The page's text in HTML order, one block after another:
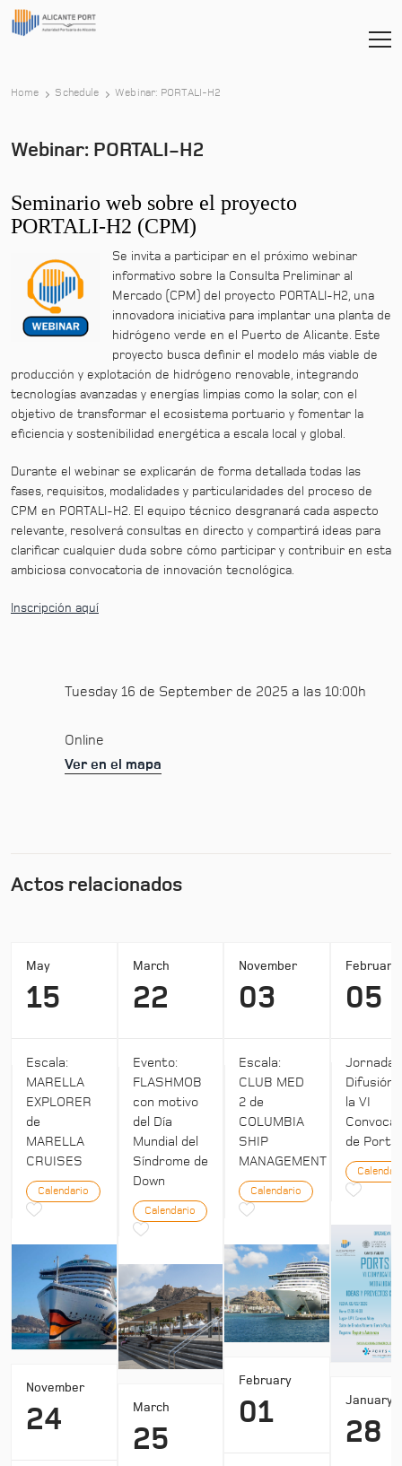
Home Schedule Webinar: PORTALI-H2
Webinar: PORTALI-H2
Seminario web sobre el proyecto
PORTALI-H2 (CPM)
Se invita a participar en el próximo webinar
informativo sobre la Consulta Preliminar al
Mercado (CPM) del proyecto PORTALI-H2, una
innovadora iniciativa para implantar una planta de
hidrógeno verde en el Puerto de Alicante. Este
proyecto busca definir el modelo más viable de
producción y explotación de hidrógeno renovable, integrando
tecnologías avanzadas y energías limpias como la solar, con el
objetivo de transformar el ecosistema portuario y fomentar la
eficiencia y sostenibilidad energética a escala local y global.
Durante el webinar se explicarán de forma detallada todas las
fases, requisitos, modalidades y particularidades del proceso de
CPM en PORTALI-H2. El equipo técnico desgranará cada aspecto
relevante, resolverá consultas en directo y compartirá ideas para
clarificar cualquier duda sobre cómo participar y contribuir en esta
ambiciosa convocatoria de innovación tecnológica.
Inscripción aquí
Tuesday 16 de September de 2025 a las 10:00h
Online
Ver en el mapa
Actos relacionados
May
15
Escala:
MARELLA
EXPLORER
de
MARELLA
CRUISES
Calendario
November
24
March
22
Evento:
FLASHMOB
con motivo
del Día
Mundial del
Síndrome de
Down
Calendario
March
25
November
03
Escala:
CLUB MED
2 de
COLUMBIA
SHIP
MANAGEMENT
Calendario
February
01
February
05
Jornada:
Difusión
la VI
de Ports
January
28